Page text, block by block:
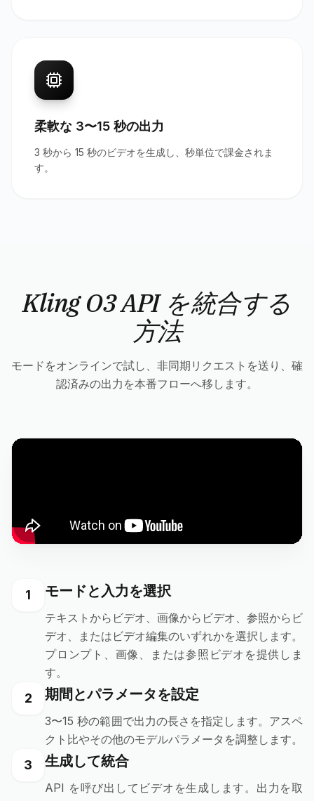
柔軟な 3〜15 秒の出力
3 秒から 15 秒のビデオを生成し、秒単位で課金されま
す。
Kling O3 API を統合する
方法
モードをオンラインで試し、非同期リクエストを送り、確
認済みの出力を本番フローへ移します。
1 モードと入力を選択
テキストからビデオ、画像からビデオ、参照からビ
デオ、またはビデオ編集のいずれかを選択します。
プロンプト、画像、または参照ビデオを提供しま
す。
2 期間とパラメータを設定
3〜15 秒の範囲で出力の長さを指定します。アスペ
クト比やその他のモデルパラメータを調整します。
3 生成して統合
API を呼び出してビデオを生成します。出力を取